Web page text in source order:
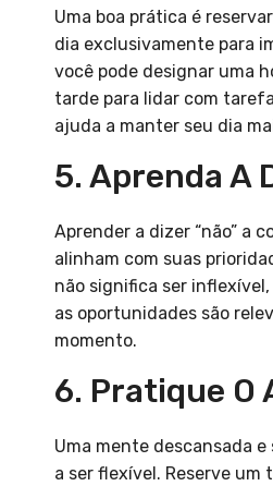
Uma boa prática é
dia exclusivamente para
você pode designar uma
tarde para lidar com
ajuda a manter seu dia
5. Aprenda A
Aprender a dizer “não” a
alinham com suas
não significa ser
as oportunidades são
momento.
6. Pratique O
Uma mente descansada
a ser flexível. Reserve um